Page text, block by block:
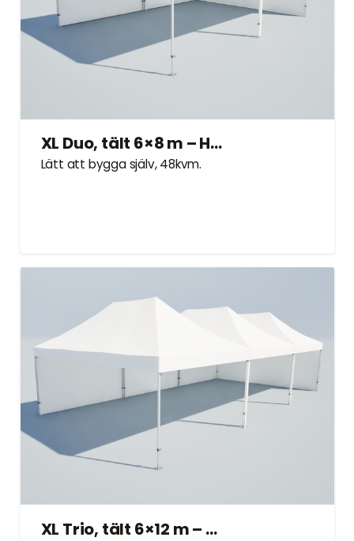
XL Duo, tält 6×8 m – Hyrtält
XL Trio, tält 6×12 m – Hyrtält